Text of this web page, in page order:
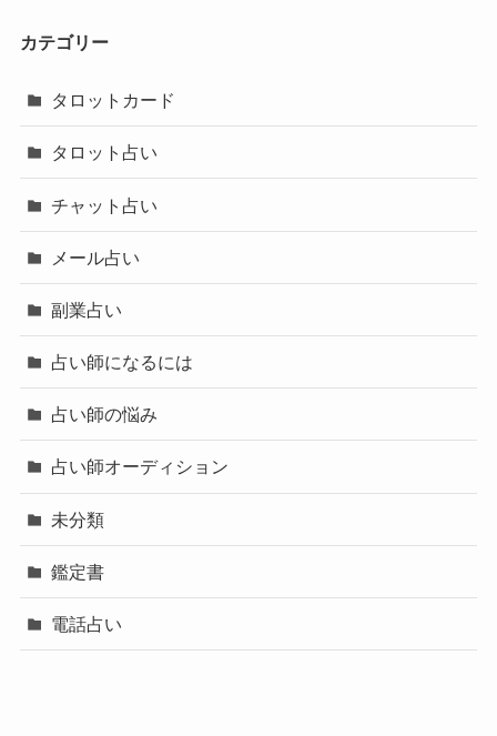
カテゴリー
タロットカード
タロット占い
チャット占い
メール占い
副業占い
占い師になるには
占い師の悩み
占い師オーディション
未分類
鑑定書
電話占い